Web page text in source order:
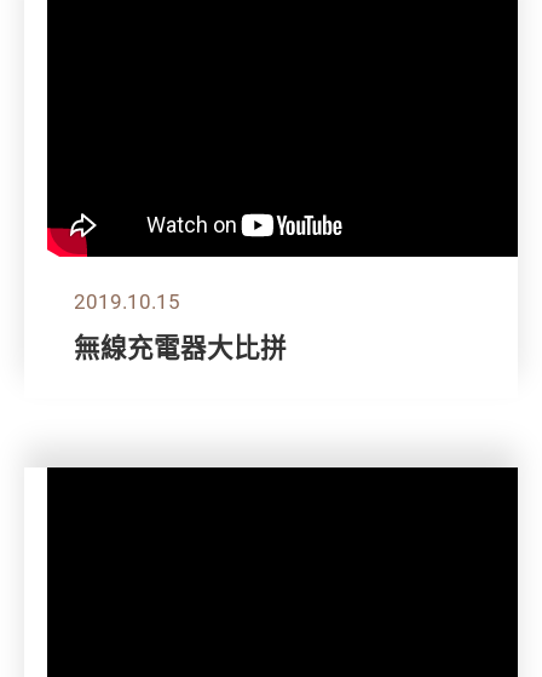
2019.10.15
無線充電器大比拼